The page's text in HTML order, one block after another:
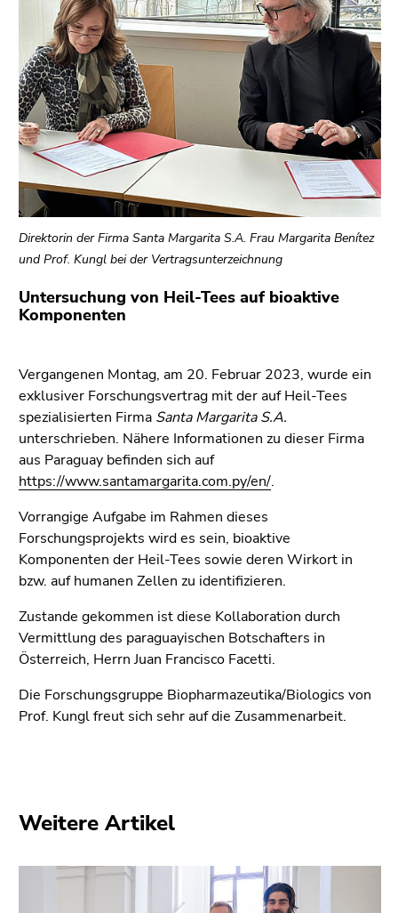
Sie diesen
Link.
Zum
Inhalt
(Zugriffstaste
1)
Zur
Positionsanzeige
(Zugriffstaste
2)
Zur
(Zugriffstaste
3)
Zusatzinformationen
(Zugriffstaste
5)
Zu
den
Seiteneinstellungen
(Benutzer/Sprache)
(Zugriffstaste
8)
Zur
(Zugriffstaste
9)
Direktorin der Firma Santa Margarita S.A. Frau Margarita Benítez
und Prof. Kungl bei der Vertragsunterzeichnung
Untersuchung von Heil-Tees auf bioaktive
Komponenten
Vergangenen Montag, am 20. Februar 2023, wurde ein
exklusiver Forschungsvertrag mit der auf Heil-Tees
spezialisierten Firma Santa Margarita S.A.
unterschrieben. Nähere Informationen zu dieser Firma
aus Paraguay befinden sich auf
https://www.santamargarita.com.py/en/.
Vorrangige Aufgabe im Rahmen dieses
Forschungsprojekts wird es sein, bioaktive
Komponenten der Heil-Tees sowie deren Wirkort in
bzw. auf humanen Zellen zu identifizieren.
Zustande gekommen ist diese Kollaboration durch
Vermittlung des paraguayischen Botschafters in
Österreich, Herrn Juan Francisco Facetti.
Die Forschungsgruppe Biopharmazeutika/Biologics von
Prof. Kungl freut sich sehr auf die Zusammenarbeit.
Weitere Artikel